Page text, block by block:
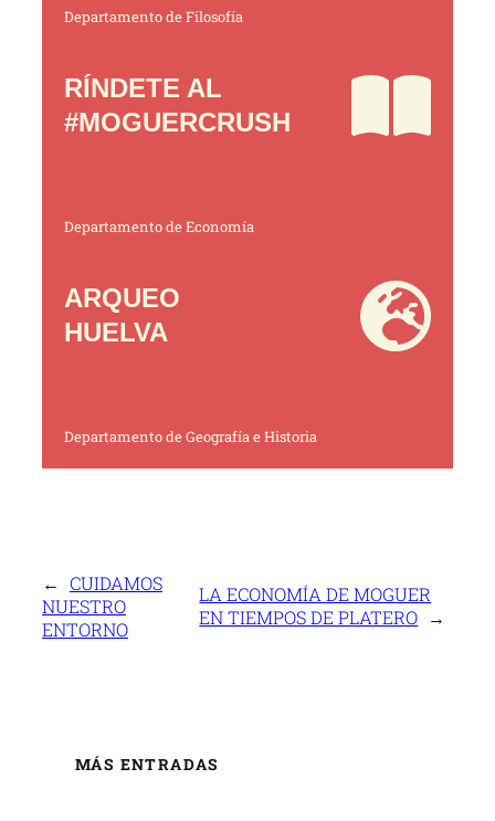
Departamento de Filosofía
RÍNDETE AL
#MOGUERCRUSH
Departamento de Economía
ARQUEO
HUELVA
Departamento de Geografía e Historia
← CUIDAMOS
NUESTRO
ENTORNO
LA ECONOMÍA DE MOGUER
EN TIEMPOS DE PLATERO →
MÁS ENTRADAS